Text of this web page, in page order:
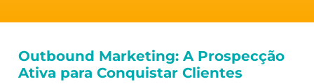
Outbound Marketing: A Prospecção
Ativa para Conquistar Clientes